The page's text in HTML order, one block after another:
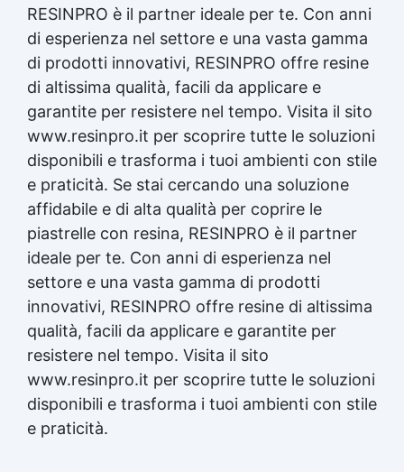
RESINPRO è il partner ideale per te. Con anni
di esperienza nel settore e una vasta gamma
di prodotti innovativi, RESINPRO offre resine
di altissima qualità, facili da applicare e
garantite per resistere nel tempo. Visita il sito
www.resinpro.it per scoprire tutte le soluzioni
disponibili e trasforma i tuoi ambienti con stile
e praticità. Se stai cercando una soluzione
affidabile e di alta qualità per coprire le
piastrelle con resina, RESINPRO è il partner
ideale per te. Con anni di esperienza nel
settore e una vasta gamma di prodotti
innovativi, RESINPRO offre resine di altissima
qualità, facili da applicare e garantite per
resistere nel tempo. Visita il sito
www.resinpro.it per scoprire tutte le soluzioni
disponibili e trasforma i tuoi ambienti con stile
e praticità.